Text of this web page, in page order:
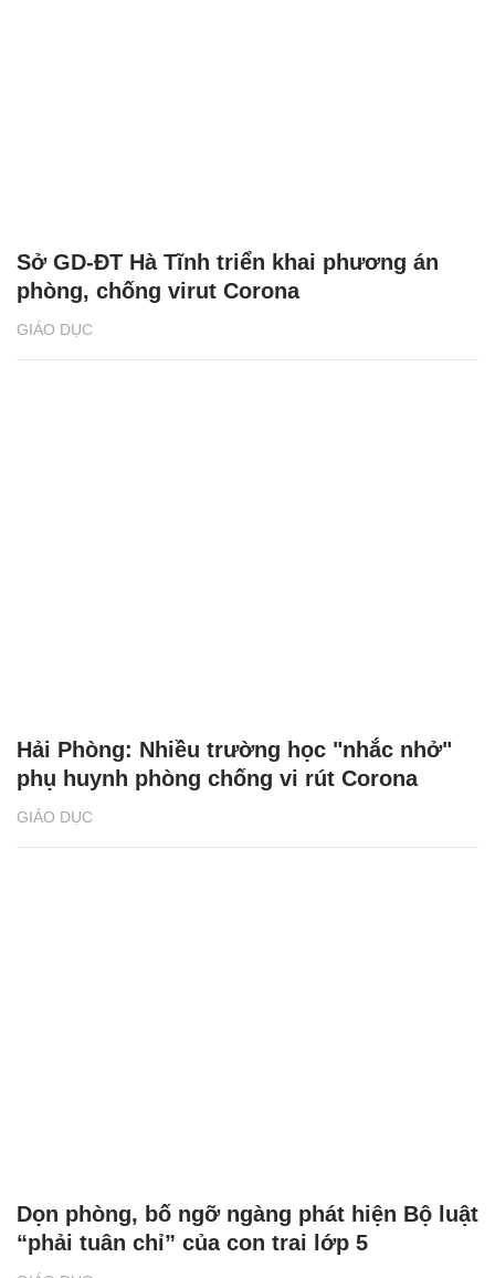
GIÁO DỤC
Sở GD-ĐT Hà Tĩnh triển khai phương án
phòng, chống virut Corona
GIÁO DỤC
Hải Phòng: Nhiều trường học "nhắc nhở"
phụ huynh phòng chống vi rút Corona
Dọn phòng, bố ngỡ ngàng phát hiện Bộ luật
“phải tuân chỉ” của con trai lớp 5